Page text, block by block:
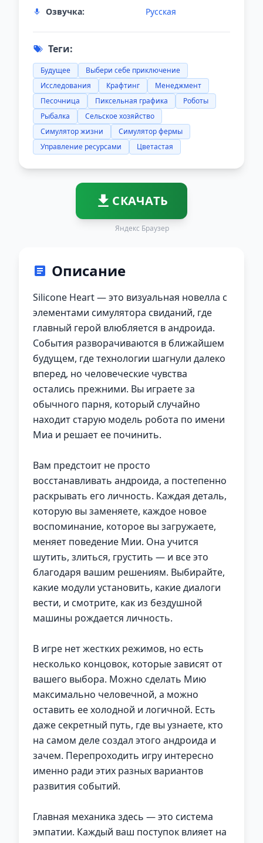
Озвучка:
Русская
Теги:
Будущее
Выбери себе приключение
Исследования
Крафтинг
Менеджмент
Песочница
Пиксельная графика
Роботы
Рыбалка
Сельское хозяйство
Симулятор жизни
Симулятор фермы
Управление ресурсами
Цветастая
СКАЧАТЬ
Яндекс Браузер
Описание
Silicone Heart — это визуальная новелла с
элементами симулятора свиданий, где
главный герой влюбляется в андроида.
События разворачиваются в ближайшем
будущем, где технологии шагнули далеко
вперед, но человеческие чувства
остались прежними. Вы играете за
обычного парня, который случайно
находит старую модель робота по имени
Миа и решает ее починить.
Вам предстоит не просто
восстанавливать андроида, а постепенно
раскрывать его личность. Каждая деталь,
которую вы заменяете, каждое новое
воспоминание, которое вы загружаете,
меняет поведение Мии. Она учится
шутить, злиться, грустить — и все это
благодаря вашим решениям. Выбирайте,
какие модули установить, какие диалоги
вести, и смотрите, как из бездушной
машины рождается личность.
В игре нет жестких режимов, но есть
несколько концовок, которые зависят от
вашего выбора. Можно сделать Мию
максимально человечной, а можно
оставить ее холодной и логичной. Есть
даже секретный путь, где вы узнаете, кто
на самом деле создал этого андроида и
зачем. Перепроходить игру интересно
именно ради этих разных вариантов
развития событий.
Главная механика здесь — это система
эмпатии. Каждый ваш поступок влияет на